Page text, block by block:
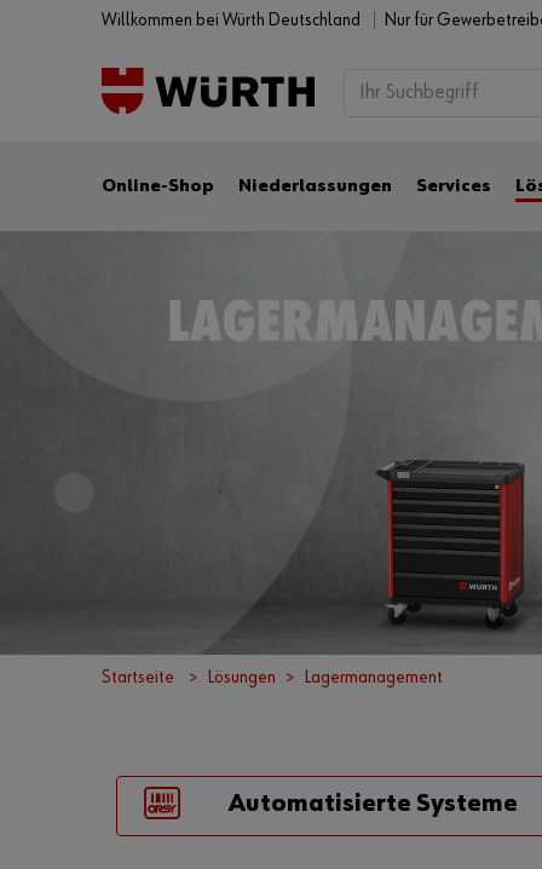
Willkommen bei Würth Deutschland Nur für
Online-Shop Niederlassungen Services
Startseite Lösungen Lagermanagement
Automatisierte Systeme